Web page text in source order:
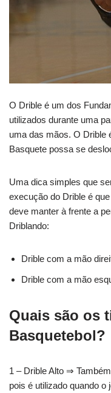
O Drible é um dos
utilizados durante uma
uma das mãos. O Drible
Basquete possa se
Uma dica simples que
execução do Drible é
deve manter à frente a
Driblando:
Drible com a mão
Drible com a mão
Quais são os
Basquetebol?
1 – Drible Alto ⇒
pois é utilizado quando o